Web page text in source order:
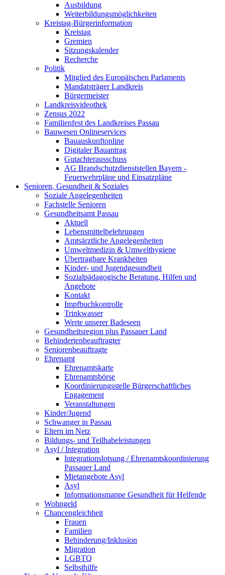
Ausbildung
Weiterbildungsmöglichkeiten
Kreistag-Bürgerinformation
Kreistag
Gremien
Sitzungskalender
Recherche
Politik
Mitglied des Europäischen Parlaments
Mandatsträger Landkreis
Bürgermeister
Landkreisvideothek
Zensus 2022
Familienfest des Landkreises Passau
Bauwesen Onlineservices
Bauauskunftonline
Digitaler Bauantrag
Gutachterausschuss
AG Brandschutzdienststellen Bayern -
Feuerwehrpläne und Einsatzpläne
Senioren, Gesundheit & Soziales
Soziale Angelegenheiten
Fachstelle Senioren
Gesundheitsamt Passau
Aktuell
Lebensmittelbelehrungen
Amtsärztliche Angelegenheiten
Umweltmedizin & Umwelthygiene
Übertragbare Krankheiten
Kinder- und Jugendgesundheit
Sozialpädagogische Beratung, Hilfen und
Angebote
Kontakt
Impfbuchkontrolle
Trinkwasser
Werte unserer Badeseen
Gesundheitsregion plus Passauer Land
Behindertenbeauftragter
Seniorenbeauftragte
Ehrenamt
Ehrenamtskarte
Ehrenamtsbörse
Koordinierungsstelle Bürgerschaftliches
Engagement
Veranstaltungen
Kinder/Jugend
Schwanger in Passau
Eltern im Netz
Bildungs- und Teilhabeleistungen
Asyl / Integration
Integrationslotsung / Ehrenamtskoordinierung
Passauer Land
Mietangebote Asyl
Asyl
Informationsmappe Gesundheit für Helfende
Wohngeld
Chancengleichheit
Frauen
Familien
Behinderung/Inklusion
Migration
LGBTQ
Selbsthilfe